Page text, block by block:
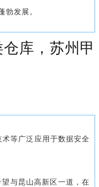
发展。
库，苏州甲
等广泛应用于数据安全
与昆山高新区一道，在